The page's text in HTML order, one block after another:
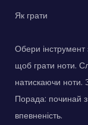
Як грати
Обери
щоб грати ноти.
натискаючи ноти.
Порада: починай
впевненість.